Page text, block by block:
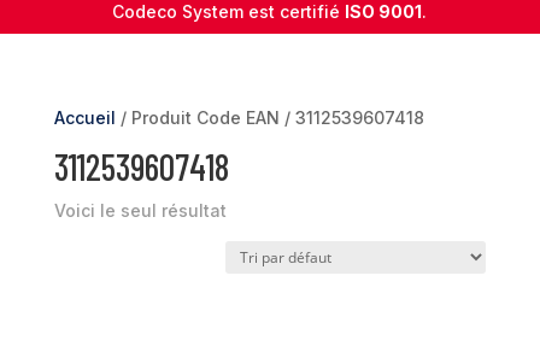
Codeco System est certifié ISO 9001.
Accueil / Produit Code EAN / 3112539607418
3112539607418
Voici le seul résultat